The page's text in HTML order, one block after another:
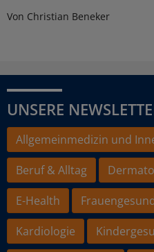
Von Christian Beneker
UNSERE
Allgemeinmedizin und
Beruf & Alltag
E-Health
Kardiologie